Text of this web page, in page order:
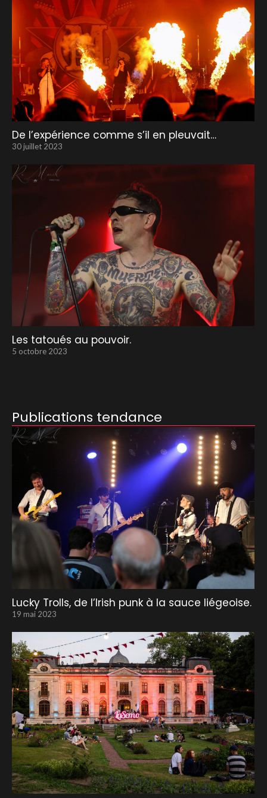
De l’expérience comme s’il en pleuvait…
30 juillet 2023
Les tatoués au pouvoir.
5 octobre 2023
Publications tendance
Lucky Trolls, de l’Irish punk à la sauce liégeoise.
19 mai 2023